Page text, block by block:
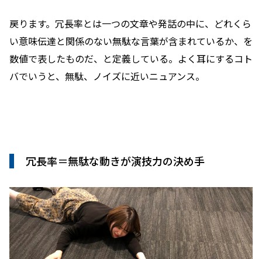
戻ります。冗長率とは一つの文章や発話の中に、どれくら
い意味伝達と関係のない無駄な言葉が含まれているか、を
数値で表したものだ、と定義している。よく耳にするコト
バでいうと、無駄、ノイズに近いニュアンス。
冗長率＝無駄な動きが演技力の決め手